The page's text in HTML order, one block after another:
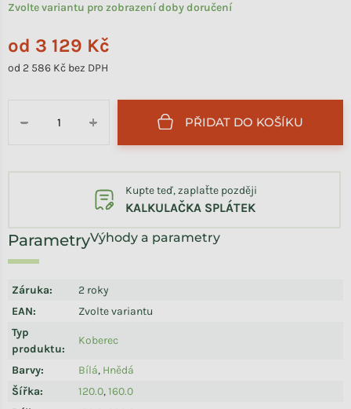
od 3 129 Kč
od 2 586 Kč bez DPH
Zvolte variantu pro zobrazení doby doručení
+
− PŘIDAT DO KOŠÍKU
Výhody a parametry
Záruka:
2 roky
EAN:
Zvolte variantu
Typ
produktu:
Koberec
Barvy: Bílá, Hnědá
Šířka: 120.0,160.0
Kupte teď, zaplaťte později
KALKULAČKA SPLÁTEK